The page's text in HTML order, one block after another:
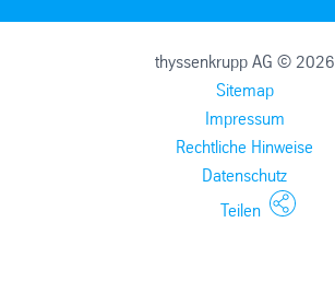
thyssenkrupp AG © 2026
Sitemap
Impressum
Rechtliche Hinweise
Datenschutz
Teilen